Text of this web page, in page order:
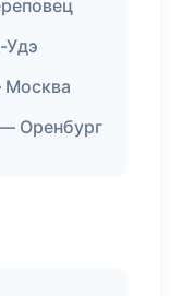
Москва
Оренбург